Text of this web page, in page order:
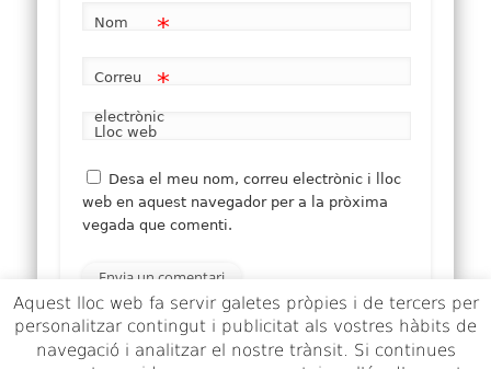
Nom *
Correu
electrònic
*
Lloc web
Desa el meu nom, correu electrònic i lloc
web en aquest navegador per a la pròxima
vegada que comenti.
Aquest lloc utilitza Akismet per reduir els comentaris
Aquest lloc web fa servir galetes pròpies i de tercers per
personalitzar contingut i publicitat als vostres hàbits de
navegació i analitzar el nostre trànsit. Si continues